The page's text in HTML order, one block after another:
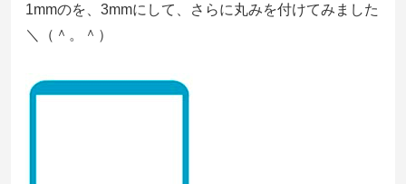
1mmのを、3mmにして、さらに丸みを付けてみました
＼（＾。＾）